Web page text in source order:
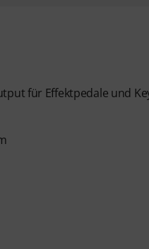
für Effektpedale und